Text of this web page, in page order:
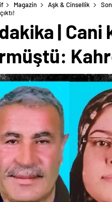
Magazin Aşk & Cinsellik
| Cani